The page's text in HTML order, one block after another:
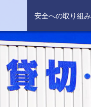
安全への取り組み